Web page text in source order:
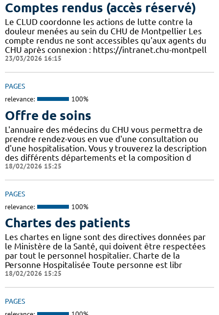
Comptes rendus (accès réservé)
Le CLUD coordonne les actions de lutte contre la
douleur menées au sein du CHU de Montpellier Les
compte rendus ne sont accessibles qu'aux agents du
CHU après connexion : https://intranet.chu-montpell
23/03/2026 16:15
PAGES
relevance: 100%
Offre de soins
L'annuaire des médecins du CHU vous permettra de
prendre rendez-vous en vue d'une consultation ou
d'une hospitalisation. Vous y trouverez la description
des différents départements et la composition d
18/02/2026 15:25
PAGES
relevance: 100%
Chartes des patients
Les chartes en ligne sont des directives données par
le Ministère de la Santé, qui doivent être respectées
par tout le personnel hospitalier. Charte de la
Personne Hospitalisée Toute personne est libr
18/02/2026 15:25
PAGES